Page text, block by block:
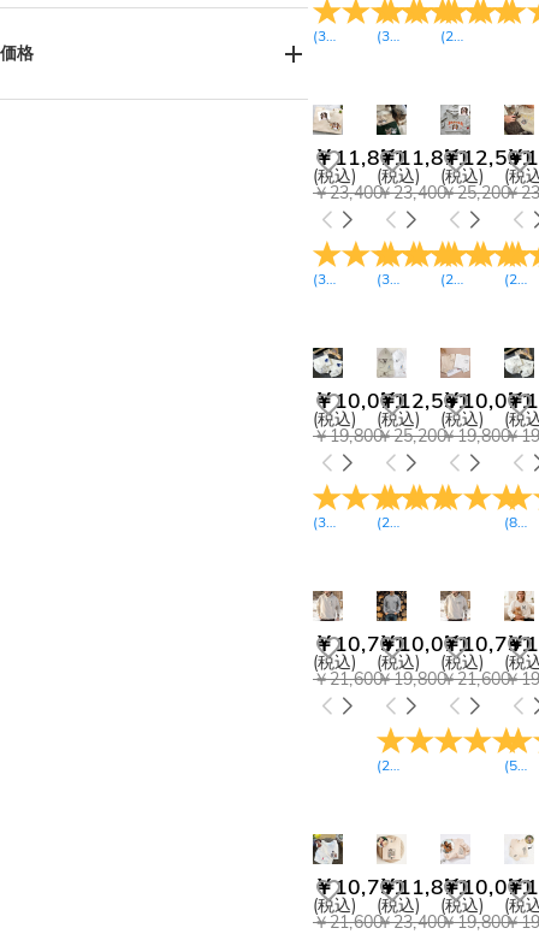
ペット好きの方へ(36)
パーカー(44)
Couple Apparel(32)
価格
(38 レビュー)
(34 レビュー)
(24 レビュー
￥11,871
(税込)
￥23,400
(35 レビュー)
￥11,871
(税込)
￥23,400
(31 レビュー)
￥12,591
(税込)
￥25,200
(26 レビュー)
￥
(税
￥
(28
￥10,071
(税込)
￥19,800
(37 レビュー)
￥12,591
(税込)
￥25,200
(21 レビュー
￥10,071
(税込)
￥19,800
￥
(税
￥
(8レ
￥10,791
(税込)
￥21,600
￥10,071
(税込)
￥19,800
(25 レビュー
￥10,791
(税込)
￥21,600
￥
(税
￥
(5レ
￥10,791
(税込)
￥21,600
￥11,871
(税込)
￥23,400
￥10,071
(税込)
￥19,800
￥
(税
￥